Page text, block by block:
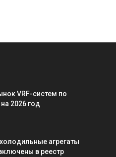
VRF-систем по
2026 год
агрегаты
в реестр